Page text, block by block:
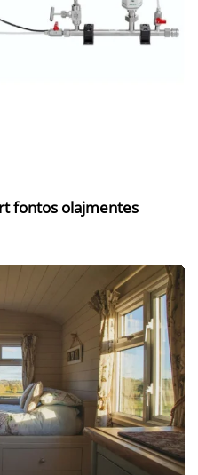
fontos olajmentes